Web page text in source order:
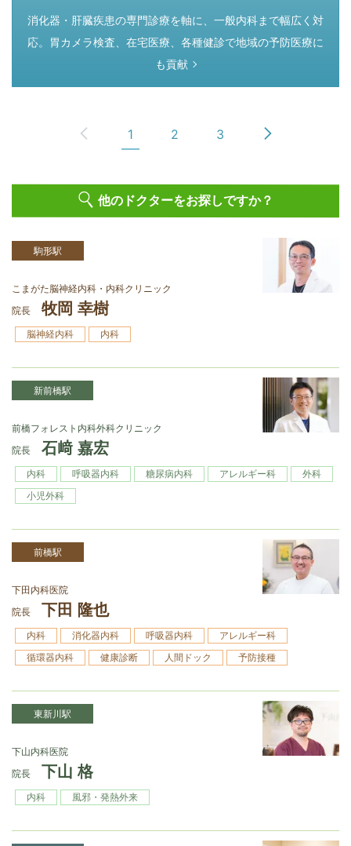
つぎのページ
消化器・肝臓疾患の専門診療を軸に、一般内科まで幅広く対
応。胃カメラ検査、在宅医療、各種健診で地域の予防医療に
も貢献
1 2 3
他のドクターをお探しですか？
駒形駅
こまがた脳神経内科・内科クリニック
院長
牧岡 幸樹
脳神経内科 内科
新前橋駅
前橋フォレスト内科外科クリニック
院長
石﨑 嘉宏
内科 呼吸器内科 糖尿病内科 アレルギー科
外科
小児外科
前橋駅
下田内科医院
院長
下田 隆也
内科 消化器内科 呼吸器内科
アレルギー科
循環器内科
健康診断 人間ドック 予防接種
東新川駅
下山内科医院
院長
下山 格
内科 風邪・発熱外来